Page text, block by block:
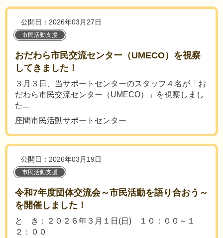
公開日：2026年03月27日
市民活動支援
おだわら市民交流センター（UMECO）を視察
してきました！
３月３日、当サポートセンターのスタッフ４名が「お
だわら市民交流センター（UMECO）」を視察しまし
た...
座間市民活動サポートセンター
公開日：2026年03月19日
市民活動支援
令和7年度団体交流会～市民活動を語り合おう～
を開催しました！
と き：２０２６年３月１日(日) １０：００～１
２：００